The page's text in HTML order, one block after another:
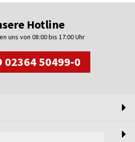
Hotline
uns von 08:00 bis 17:00 Uhr
02364 50499-0